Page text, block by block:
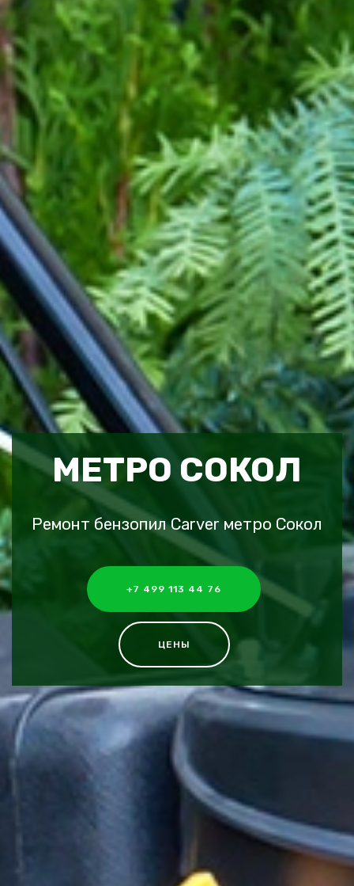
МЕТРО СОКОЛ
Ремонт бензопил Carver метро Сокол
+7 499 113 44 76
ЦЕНЫ